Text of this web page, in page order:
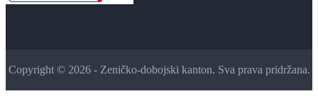
Copyright © 2026 - Zeničko-dobojski kanton. Sva prava pridržana.